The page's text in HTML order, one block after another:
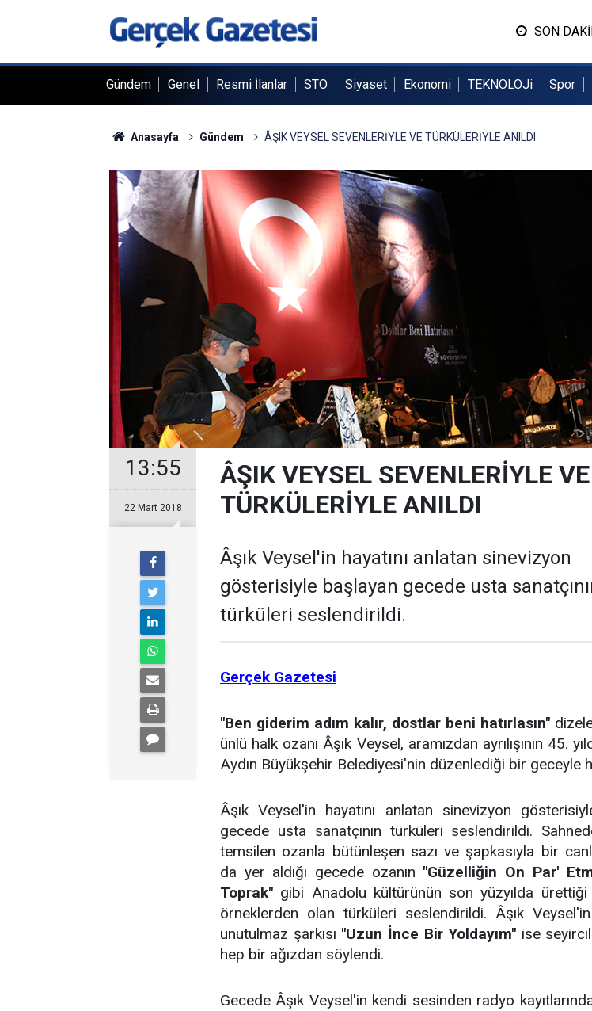
SON
Gündem Genel Resmi İlanlar STO Siyaset Ekonomi TEKNOLOJi Spor
Anasayfa Gündem ÂŞIK VEYSEL SEVENLERİYLE VE TÜRKÜLERİYLE ANILDI
13:55
22 Mart 2018
ÂŞIK VEYSEL SEVENLERİYLE VE
TÜRKÜLERİYLE ANILDI
Âşık Veysel'in hayatını anlatan sinevizyon
gösterisiyle başlayan gecede usta
türküleri seslendirildi.
Gerçek Gazetesi
"Ben giderim adım kalır, dostlar beni hatırlasın"
ünlü halk ozanı Âşık Veysel, aramızdan ayrılışının 45.
Aydın Büyükşehir Belediyesi'nin düzenlediği bir geceyle
Âşık Veysel'in hayatını anlatan sinevizyon
gecede usta sanatçının türküleri seslendirildi.
temsilen ozanla bütünleşen sazı ve şapkasıyla bir
da yer aldığı gecede ozanın "Güzelliğin On Par'
Toprak" gibi Anadolu kültürünün son yüzyılda ürettiği
örneklerden olan türküleri seslendirildi. Âşık
unutulmaz şarkısı "Uzun İnce Bir Yoldayım" ise
hep bir ağızdan söylendi.
Gecede Âşık Veysel'in kendi sesinden radyo